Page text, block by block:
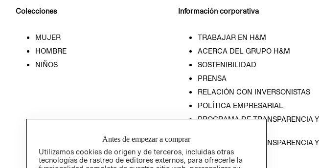
Colecciones
MUJER
HOMBRE
NIÑOS
Información corporativa
TRABAJAR EN H&M
ACERCA DEL GRUPO H&M
SOSTENIBILIDAD
PRENSA
RELACIÓN CON INVERSONISTAS
POLÍTICA EMPRESARIAL
PROGRAMA DE TRANSPARENCIA Y
PROGRAMA DE TRANSPARENCIA Y
ÉTICA (INGLÉS)
Antes de empezar a comprar
Utilizamos cookies de origen y de terceros, incluidas otras
tecnologías de rastreo de editores externos, para ofrecerle la